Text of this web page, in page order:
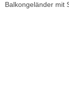
Balkongeländer mit